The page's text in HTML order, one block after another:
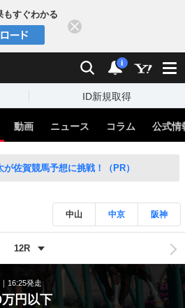
もすぐわかる
検索 通知
i
ID新規取得
動画 ニュース コラム 公式情
佐賀競馬予想に挑戦！（PR）
中山 中京 阪神
16:25発走
円以下